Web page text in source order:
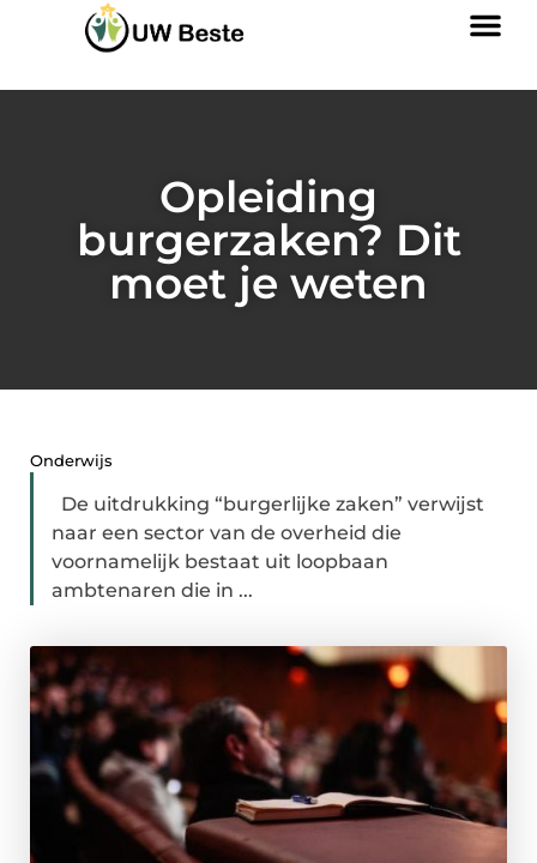
Opleiding
burgerzaken? Dit
moet je weten
Onderwijs
De uitdrukking “burgerlijke zaken” verwijst
naar een sector van de overheid die
voornamelijk bestaat uit loopbaan
ambtenaren die in ...